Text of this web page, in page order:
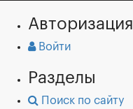
Авторизация
Войти
Разделы
Поиск по сайту